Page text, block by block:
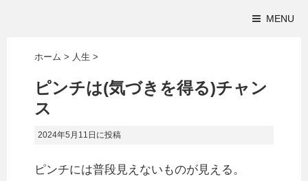
MENU
ホーム > 人生 >
ピンチは(気づきを得る)チャン
ス
2024年5月11日 に投稿
ピンチには普段見えないものが見える。